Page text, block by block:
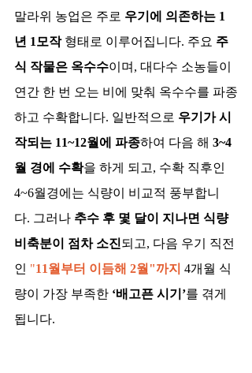
말라위 농업은 주로 우기에 의존하는 1
년 1모작 형태로 이루어집니다. 주요 주
식 작물은 옥수수이며, 대다수 소농들이
연간 한 번 오는 비에 맞춰 옥수수를 파종
하고 수확합니다. 일반적으로 우기가 시
작되는 11~12월에 파종하여 다음 해 3~4
월 경에 수확을 하게 되고, 수확 직후인
4~6월경에는 식량이 비교적 풍부합니
다. 그러나 추수 후 몇 달이 지나면 식량
비축분이 점차 소진되고, 다음 우기 직전
인 "11월부터 이듬해 2월"까지 4개월 식
량이 가장 부족한 ‘배고픈 시기’를 겪게
됩니다​.